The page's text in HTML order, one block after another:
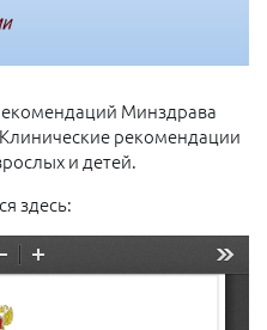
Минздрава
рекомендации
и детей.
здесь: